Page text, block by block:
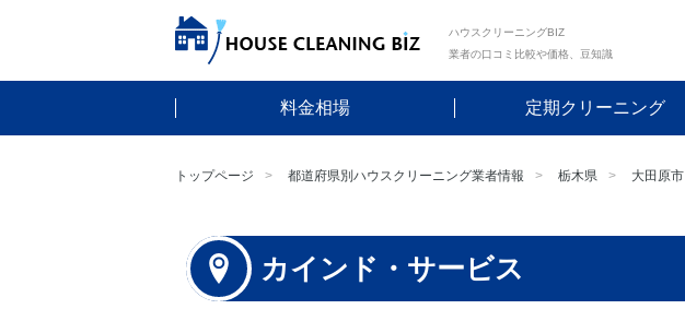
ハウスクリーニングBIZ
業者の口コミ比較や価格、豆知識
料金相場 定期クリーニング
トップページ 都道府県別ハウスクリーニング業者情報 栃木県 大田原市
カインド・サービス